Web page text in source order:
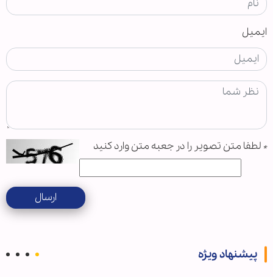
ایمیل
* لطفا متن تصویر را در جعبه متن وارد کنید
ارسال
پیشنهاد ویژه